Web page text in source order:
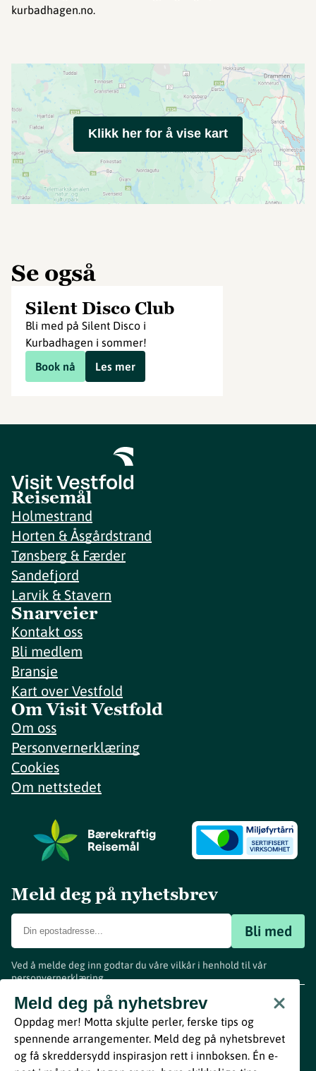
kurbadhagen.no.
Klikk her for å vise kart
Se også
Silent Disco Club
Bli med på Silent Disco i
Kurbadhagen i sommer!
Book nå
Les mer
Reisemål
Holmestrand
Horten & Åsgårdstrand
Tønsberg & Færder
Sandefjord
Larvik & Stavern
Snarveier
Kontakt oss
Bli medlem
Bransje
Kart over Vestfold
Om Visit Vestfold
Om oss
Personvernerklæring
Cookies
Om nettstedet
Meld deg på nyhetsbrev
Bli med
Ved å melde deg inn godtar du våre vilkår i henhold til vår
personvernerklæring.
Meld deg på nyhetsbrev
Oppdag mer! Motta skjulte perler, ferske tips og
spennende arrangementer. Meld deg på nyhetsbrevet
og få skreddersydd inspirasjon rett i innboksen. Én e-
www.visitvestfold.com
Turistinformasjon
Vestfold Fylkeskommune
ByBreakfast